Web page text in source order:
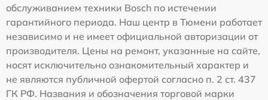
обслуживанием техники Bosch по истечении
гарантийного периода. Наш центр в Тюмени работает
независимо и не имеет официальной авторизации от
производителя. Цены на ремонт, указанные на сайте,
носят исключительно ознакомительный характер и
не являются публичной офертой согласно п. 2 ст. 437
ГК РФ. Названия и обозначения торговой марки